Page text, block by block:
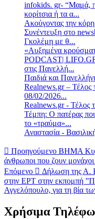
infokids. gr- “Μαμά,
κορίτσια ή τα α...
Ακούγοντας την
Συνέντευξη στο
Γκολέμη με θ...
«Αυξημένα
PODCAST| LIFO.GR
στις Πανελλή...
Παιδιά και
Realnews.gr – Τέλος
08/02/2026...
Realnews.gr - Τέλος
Τέμπη: Ο πατέρας που
το «τραύμα»...
Αναστασία -
Προηγούμενο BHMA
άνθρωποι που ζουν
Επόμενο
Δήλωση της Α.
στην ΕΡΤ στην εκπομπή
Αγγελόπουλο, για τη βία
Χρήσιμα